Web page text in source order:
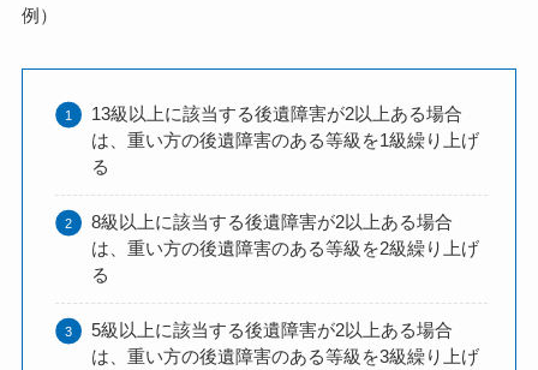
例）
13級以上に該当する後遺障害が2以上ある場合
は、重い方の後遺障害のある等級を1級繰り上げ
る
8級以上に該当する後遺障害が2以上ある場合
は、重い方の後遺障害のある等級を2級繰り上げ
る
5級以上に該当する後遺障害が2以上ある場合
は、重い方の後遺障害のある等級を3級繰り上げ